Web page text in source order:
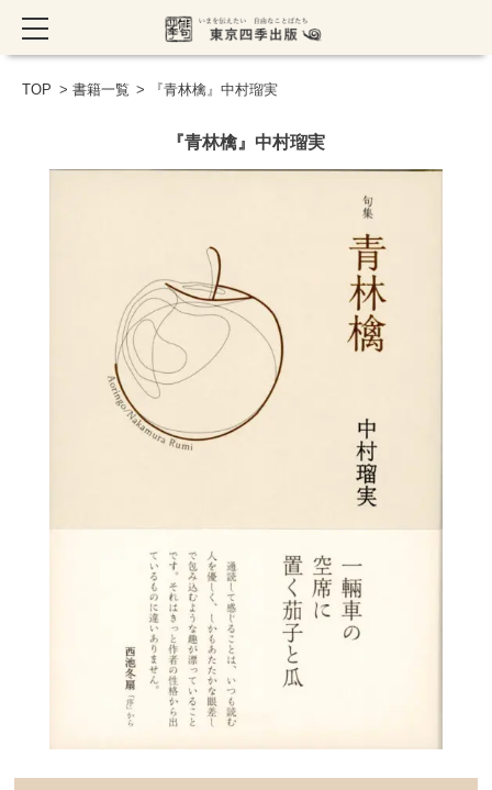
TOP > 書籍一覧 > 『青林檎』中村瑠実
『青林檎』中村瑠実